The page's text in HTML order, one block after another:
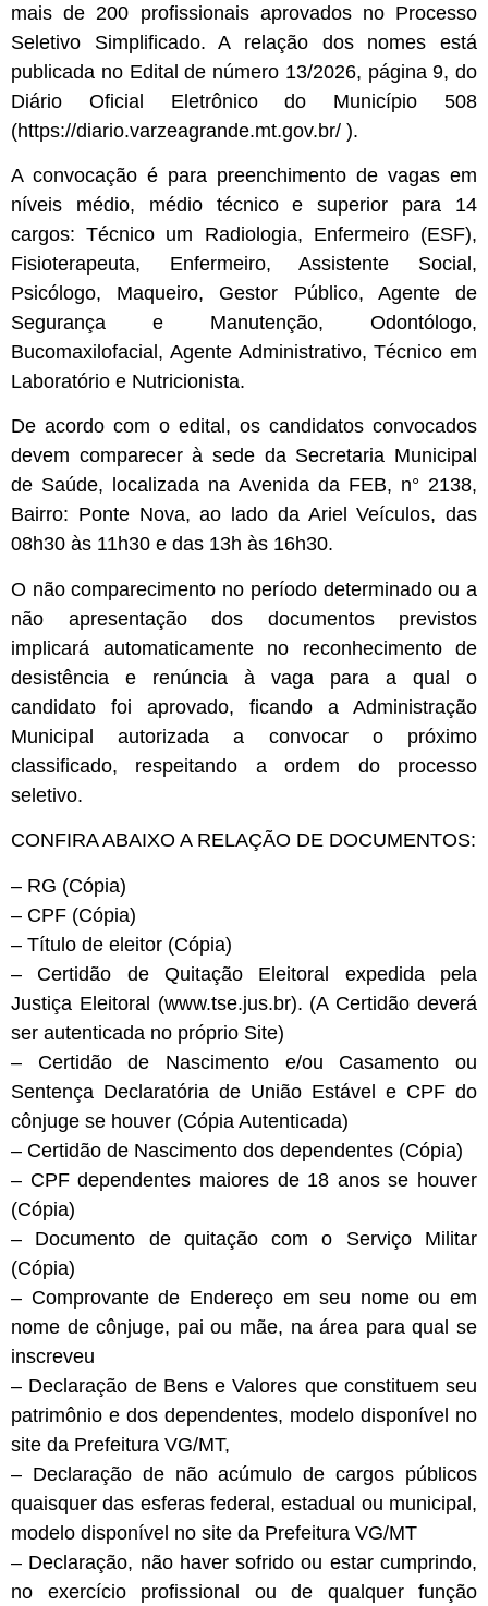
mais de 200 profissionais aprovados no Processo
Seletivo Simplificado. A relação dos nomes está
publicada no Edital de número 13/2026, página 9, do
Diário Oficial Eletrônico do Município 508
(https://diario.varzeagrande.mt.gov.br/ ).
A convocação é para preenchimento de vagas em
níveis médio, médio técnico e superior para 14
cargos: Técnico um Radiologia, Enfermeiro (ESF),
Fisioterapeuta, Enfermeiro, Assistente Social,
Psicólogo, Maqueiro, Gestor Público, Agente de
Segurança e Manutenção, Odontólogo,
Bucomaxilofacial, Agente Administrativo, Técnico em
Laboratório e Nutricionista.
De acordo com o edital, os candidatos convocados
devem comparecer à sede da Secretaria Municipal
de Saúde, localizada na Avenida da FEB, n° 2138,
Bairro: Ponte Nova, ao lado da Ariel Veículos, das
08h30 às 11h30 e das 13h às 16h30.
O não comparecimento no período determinado ou a
não apresentação dos documentos previstos
implicará automaticamente no reconhecimento de
desistência e renúncia à vaga para a qual o
candidato foi aprovado, ficando a Administração
Municipal autorizada a convocar o próximo
classificado, respeitando a ordem do processo
seletivo.
CONFIRA ABAIXO A RELAÇÃO DE DOCUMENTOS:
– RG (Cópia)
– CPF (Cópia)
– Título de eleitor (Cópia)
– Certidão de Quitação Eleitoral expedida pela
Justiça Eleitoral (www.tse.jus.br). (A Certidão deverá
ser autenticada no próprio Site)
– Certidão de Nascimento e/ou Casamento ou
Sentença Declaratória de União Estável e CPF do
cônjuge se houver (Cópia Autenticada)
– Certidão de Nascimento dos dependentes (Cópia)
– CPF dependentes maiores de 18 anos se houver
(Cópia)
– Documento de quitação com o Serviço Militar
(Cópia)
– Comprovante de Endereço em seu nome ou em
nome de cônjuge, pai ou mãe, na área para qual se
inscreveu
– Declaração de Bens e Valores que constituem seu
patrimônio e dos dependentes, modelo disponível no
site da Prefeitura VG/MT,
– Declaração de não acúmulo de cargos públicos
quaisquer das esferas federal, estadual ou municipal,
modelo disponível no site da Prefeitura VG/MT
– Declaração, não haver sofrido ou estar cumprindo,
no exercício profissional ou de qualquer função